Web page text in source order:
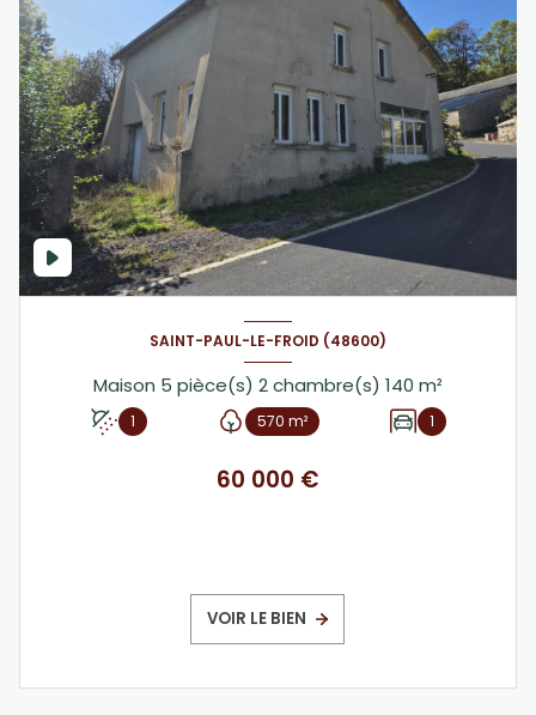
SAINT-PAUL-LE-FROID (48600)
Maison 5 pièce(s) 2 chambre(s) 140 m²
1 570 m² 1
60 000 €
VOIR LE BIEN